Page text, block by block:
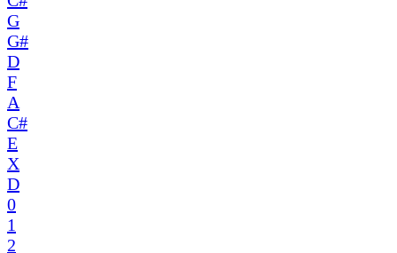
G
G#
D
F
A
C#
E
X
D
0
1
2